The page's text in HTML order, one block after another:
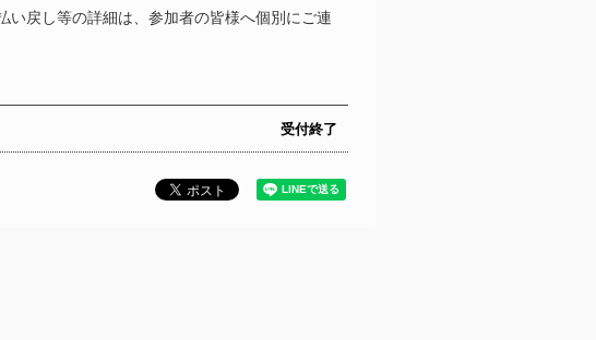
い戻し等の詳細は、参加者の皆様へ個別にご連
受付終了